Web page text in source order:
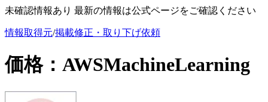
未確認情報あり 最新の情報は公式ページをご確認ください
情報取得元/掲載修正・取り下げ依頼
価格： AWSMachineLearning